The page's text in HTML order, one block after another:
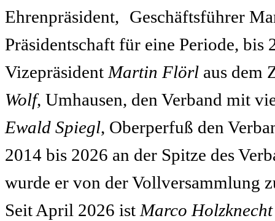
Ehrenpräsident, Geschäftsführer
Präsidentschaft für eine Periode, bis
Vizepräsident Martin Flörl aus dem
Wolf, Umhausen, den Verband mit
Ewald Spiegl, Oberperfuß den
2014 bis 2026 an der Spitze des
wurde er von der Vollversammlung
Seit April 2026 ist Marco Holzknecht